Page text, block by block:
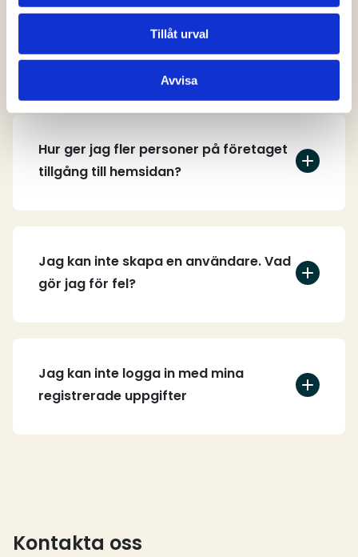
Tillåt urval
Avvisa
Hur skapar jag ett användarkonto?
Hur ger jag fler personer på företaget
tillgång till hemsidan?
Jag kan inte skapa en användare. Vad
gör jag för fel?
Jag kan inte logga in med mina
registrerade uppgifter
Kontakta oss